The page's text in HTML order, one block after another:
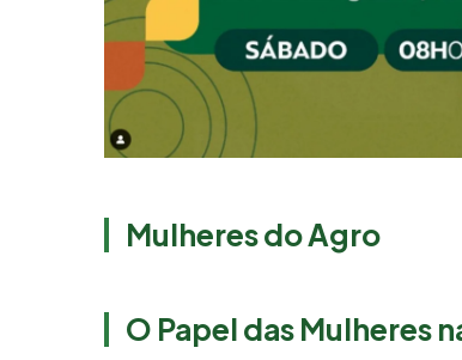
Mulheres do Agro
O Papel das Mulheres